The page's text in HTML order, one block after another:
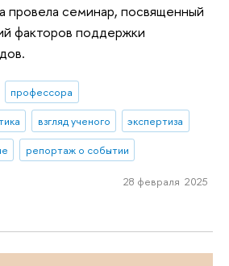
провела семинар, посвященный
факторов поддержки
профессора
взгляд ученого
экспертиза
репортаж о событии
28 февраля 2025